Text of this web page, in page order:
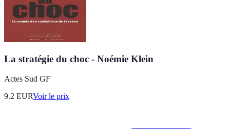
La stratégie du choc - Noémie Klein
Actes Sud GF
9.2 EURVoir le prix